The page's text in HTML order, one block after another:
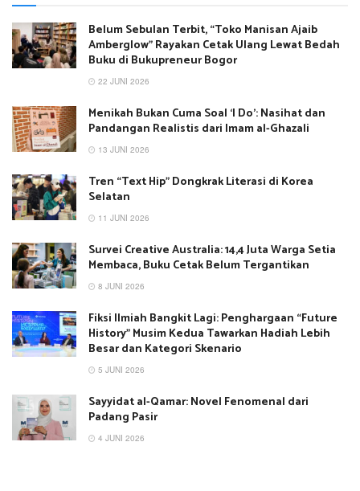
Belum Sebulan Terbit, “Toko Manisan Ajaib
Amberglow” Rayakan Cetak Ulang Lewat Bedah
Buku di Bukupreneur Bogor
22 JUNI 2026
Menikah Bukan Cuma Soal ‘I Do’: Nasihat dan
Pandangan Realistis dari Imam al-Ghazali
13 JUNI 2026
Tren “Text Hip” Dongkrak Literasi di Korea
Selatan
11 JUNI 2026
Survei Creative Australia: 14,4 Juta Warga Setia
Membaca, Buku Cetak Belum Tergantikan
8 JUNI 2026
Fiksi Ilmiah Bangkit Lagi: Penghargaan “Future
History” Musim Kedua Tawarkan Hadiah Lebih
Besar dan Kategori Skenario
5 JUNI 2026
Sayyidat al-Qamar: Novel Fenomenal dari
Padang Pasir
4 JUNI 2026